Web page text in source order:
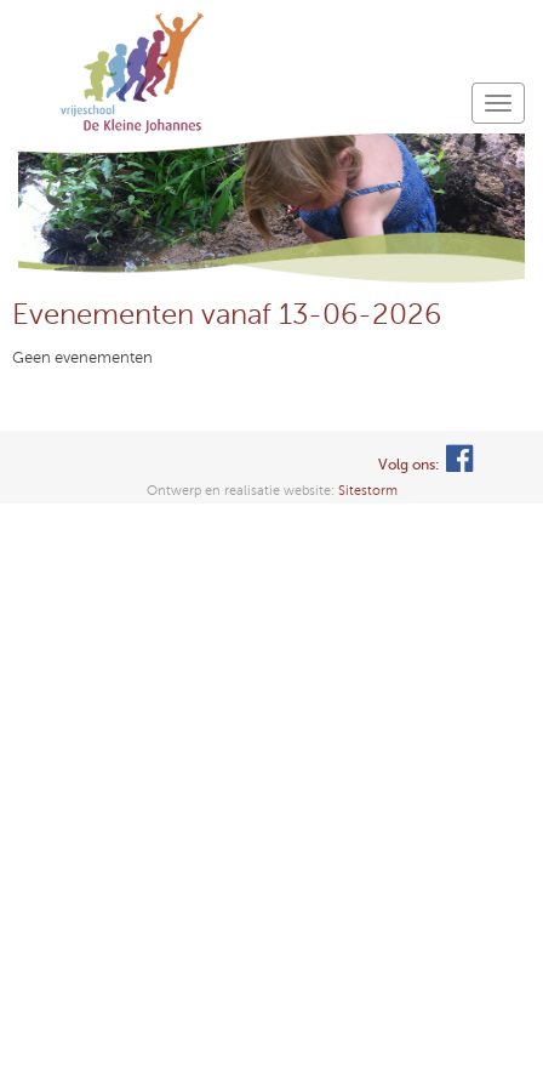
Evenementen vanaf 13-06-2026
Geen evenementen
Volg ons:
Ontwerp en realisatie website: Sitestorm